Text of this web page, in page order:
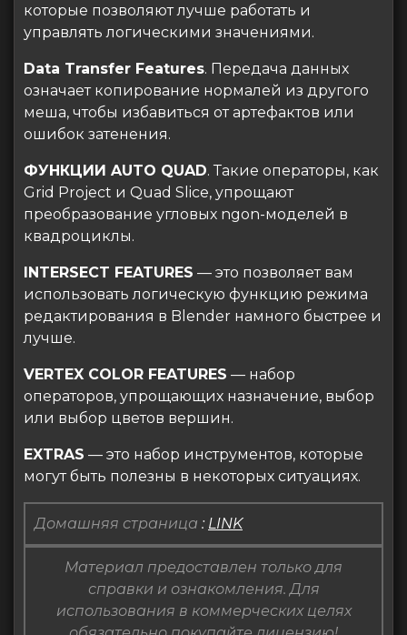
которые позволяют лучше работать и
управлять логическими значениями.
Data Transfer Features. Передача данных
означает копирование нормалей из другого
меша, чтобы избавиться от артефактов или
ошибок затенения.
ФУНКЦИИ AUTO QUAD. Такие операторы, как
Grid Project и Quad Slice, упрощают
преобразование угловых ngon-моделей в
квадроциклы.
INTERSECT FEATURES — это позволяет вам
использовать логическую функцию режима
редактирования в Blender намного быстрее и
лучше.
VERTEX COLOR FEATURES — набор
операторов, упрощающих назначение, выбор
или выбор цветов вершин.
EXTRAS — это набор инструментов, которые
могут быть полезны в некоторых ситуациях.
Домашняя страница : LINK
Материал предоставлен только для
справки и ознакомления. Для
использования в коммерческих целях